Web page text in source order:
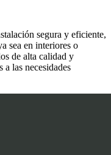
segura y eficiente,
sea en interiores o
de alta calidad y
a las necesidades